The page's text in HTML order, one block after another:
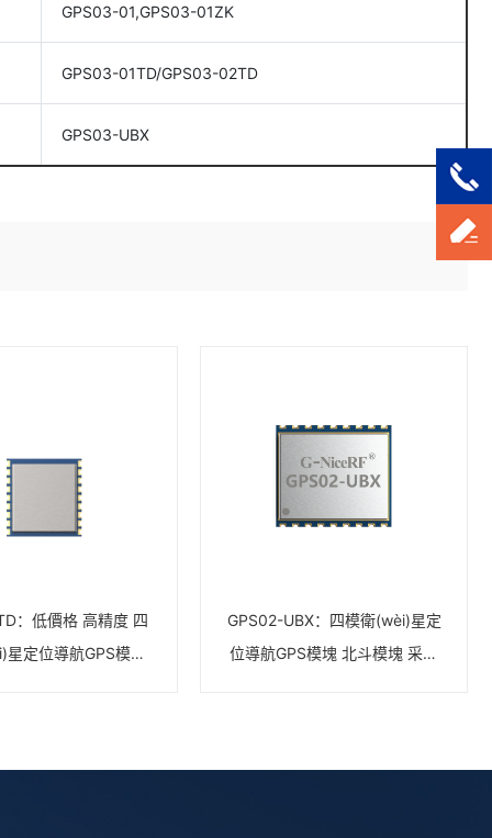
GPS03-01,GPS03-01ZK
GPS03-01TD/GPS03-02TD
GPS03-UBX
：低價格 高精度 四
星定位導航GPS模塊
GPS02-UBX：四模衛(wèi)星定
位導航GPS模塊 北斗模塊 采用